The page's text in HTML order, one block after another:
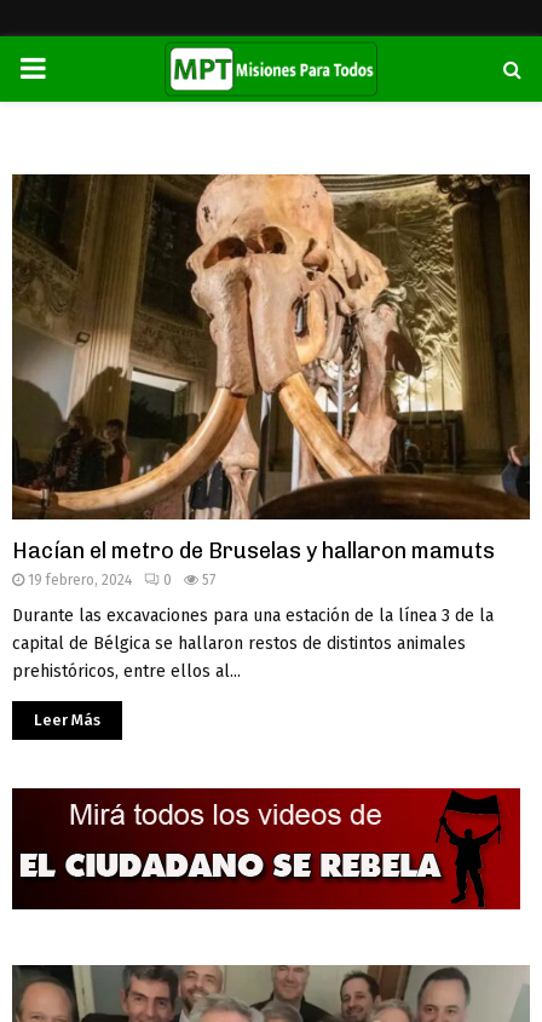
PRIMARY
Hacían el metro de Bruselas y hallaron mamuts
19 febrero, 2024 0 57
Durante las excavaciones para una estación de la línea 3 de la
capital de Bélgica se hallaron restos de distintos animales
prehistóricos, entre ellos al...
Leer Más